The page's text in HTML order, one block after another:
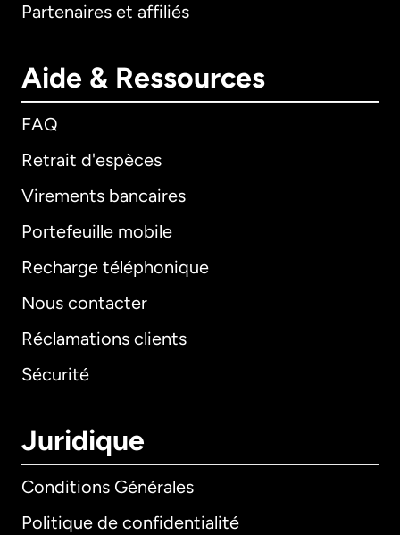
Partenaires et affiliés
Aide & Ressources
FAQ
Retrait d'espèces
Virements bancaires
Portefeuille mobile
Recharge téléphonique
Nous contacter
Réclamations clients
Sécurité
Juridique
Conditions Générales
Politique de confidentialité